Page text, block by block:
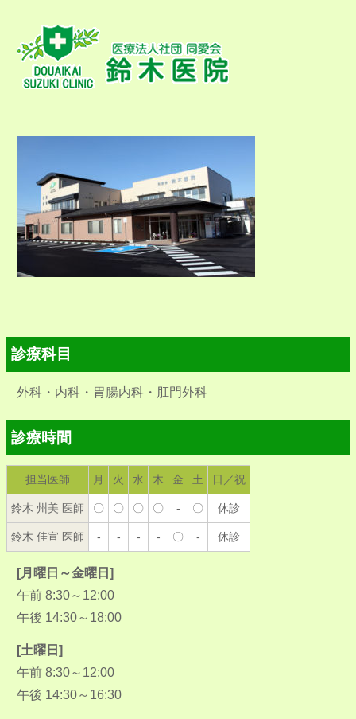
診療科目
外科・内科・胃腸内科・肛門外科
診療時間
担当医師 月 火 水 木 金 土 日／祝
鈴木 州美 医師 〇 〇 〇 〇 - 〇 休診
鈴木 佳宣 医師 - - - - 〇 - 休診
[月曜日～金曜日]
午前 8:30～12:00
午後 14:30～18:00
[土曜日]
午前 8:30～12:00
午後 14:30～16:30